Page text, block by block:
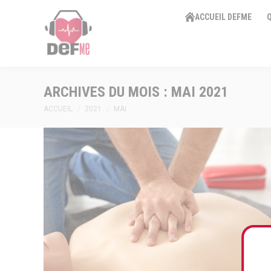
ACCUEIL DEFME
ARCHIVES DU MOIS : MAI 2021
Vous êtes ici :
ACCUEIL 2021 MAI
ACCUEIL DEFME